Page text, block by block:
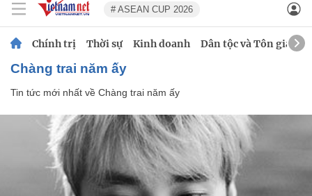
# ASEAN CUP 2026
Chính trị Thời sự Kinh doanh Dân tộc và Tôn giáo
Chàng trai năm ấy
Tin tức mới nhất về Chàng trai năm ấy